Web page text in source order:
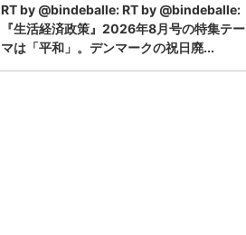
RT by @bindeballe: RT by @bindeballe:
『生活経済政策』2026年8月号の特集テー
マは「平和」。デンマークの祝日廃...